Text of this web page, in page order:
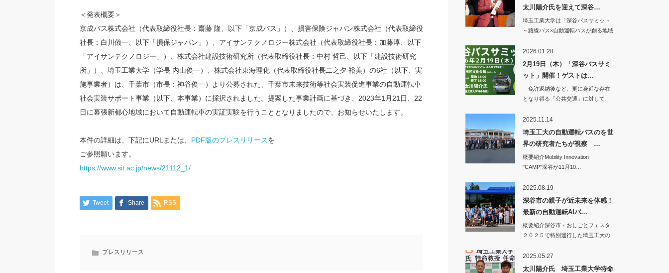
＜発表概要＞
京成バス株式会社（代表取締役社長：齋藤 隆、以下「京成バス」）、損害保険ジャパン株式会社（代表取締役
社長：白川儀一、以下「損保ジャパン」）、アイサンテクノロジー株式会社（代表取締役社長：加藤淳、以下
「アイサンテクノロジー」）、株式会社建設技術研究所（代表取締役社長：中村 哲己、以下「建設技術研究
所」）、埼玉工業大学（学長 内山俊一）、株式会社東海理化（代表取締役社長二之夕 裕美）の6社（以下、実
施事業者）は、千葉市（市長：神谷俊一）より公募された、千葉市未来技術等社会実装促進事業の自動運転車
社会実装サポート事業（以下、本事業）に採択されました。提案した事業計画に基づき、2023年1月21日、22
日に幕張新都心地域において自動運転車の実証実験を行うこととなりましたので、お知らせいたします。
本件の詳細は、下記にURLまたは、 PDF版のプレスリリースを
ご参照願います。
https://www.sit.ac.jp/news/21112_1/
Tweet Share RSS
プレスリリース
太川陽介氏を迎えて深谷…
埼玉工業大学は「深谷バスサミット
～路線バス×自動運転バスが創る地域
2026.01.28
2月19日（木）「深谷バスサミ
ット」開催！ゲストは…
免許返納後など、更に身近な存在
となり得る「公共交通」に対して、
2025.11.14
埼玉工大の自動運転バスのを世
界の研究者たちが視察 …
概要紹介Mobility Innovation
"CAMP"深谷が11月10…
2025.08.19
深谷市の親子が近未来を体感！
最新の自動運転AIバ…
概要紹介深谷市・おしごとフェスタ
２０２５で特別運行した埼玉工大の
2025.05.27
太川陽介氏 埼玉工業大学特命